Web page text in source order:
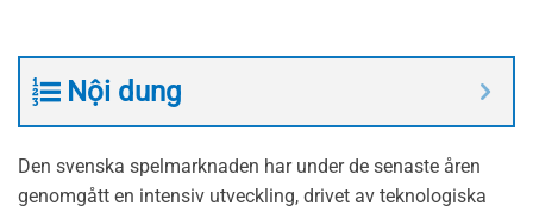
Nội dung
Den svenska spelmarknaden har under de senaste åren
genomgått en intensiv utveckling, drivet av teknologiska